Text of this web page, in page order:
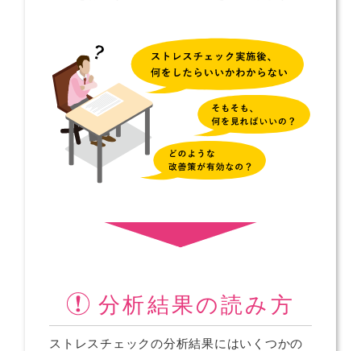
分析結果の読み方
ストレスチェックの分析結果にはいくつかの